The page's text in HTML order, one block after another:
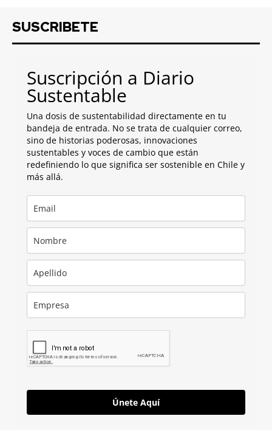
SUSCRIBETE
Suscripción a Diario
Sustentable
Una dosis de sustentabilidad directamente en tu
bandeja de entrada. No se trata de cualquier correo,
sino de historias poderosas, innovaciones
sustentables y voces de cambio que están
redefiniendo lo que significa ser sostenible en Chile y
más allá.
Únete Aquí